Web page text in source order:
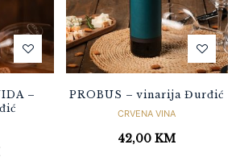
–
PROBUS – vinarija Đurđić
CRVENA VINA
42,00KM